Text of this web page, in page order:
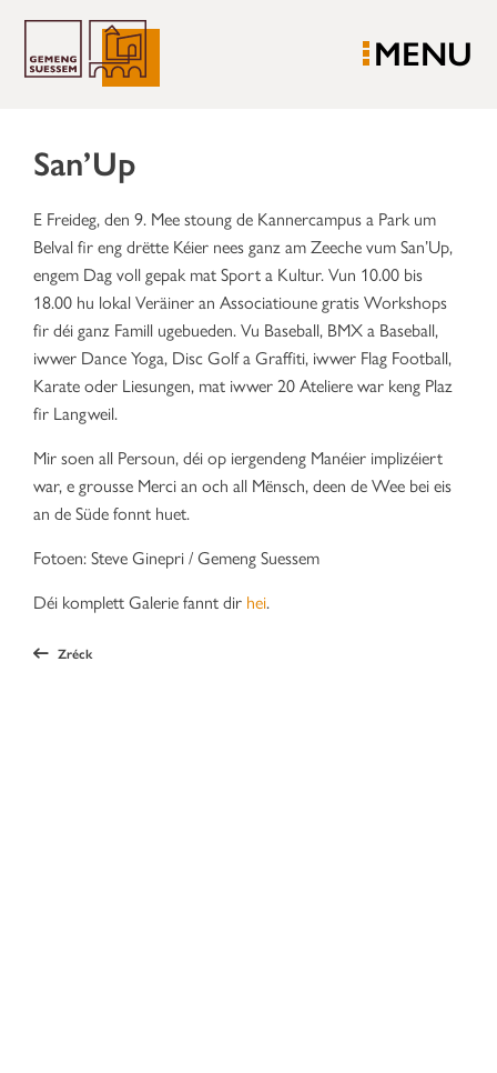
MENU
San’Up
E Freideg, den 9. Mee stoung de Kannercampus a Park um
Belval fir eng drëtte Kéier nees ganz am Zeeche vum San’Up,
engem Dag voll gepak mat Sport a Kultur. Vun 10.00 bis
18.00 hu lokal Veräiner an Associatioune gratis Workshops
fir déi ganz Famill ugebueden. Vu Baseball, BMX a Baseball,
iwwer Dance Yoga, Disc Golf a Graffiti, iwwer Flag Football,
Karate oder Liesungen, mat iwwer 20 Ateliere war keng Plaz
fir Langweil.
Mir soen all Persoun, déi op iergendeng Manéier implizéiert
war, e grousse Merci an och all Mënsch, deen de Wee bei eis
an de Süde fonnt huet.
Fotoen: Steve Ginepri / Gemeng Suessem
Déi komplett Galerie fannt dir hei.
Zréck